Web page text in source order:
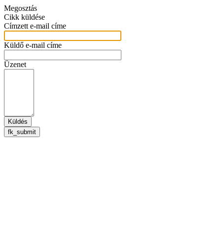
Megosztás
Cikk küldése
Címzett e-mail címe
Küldő e-mail címe
Üzenet